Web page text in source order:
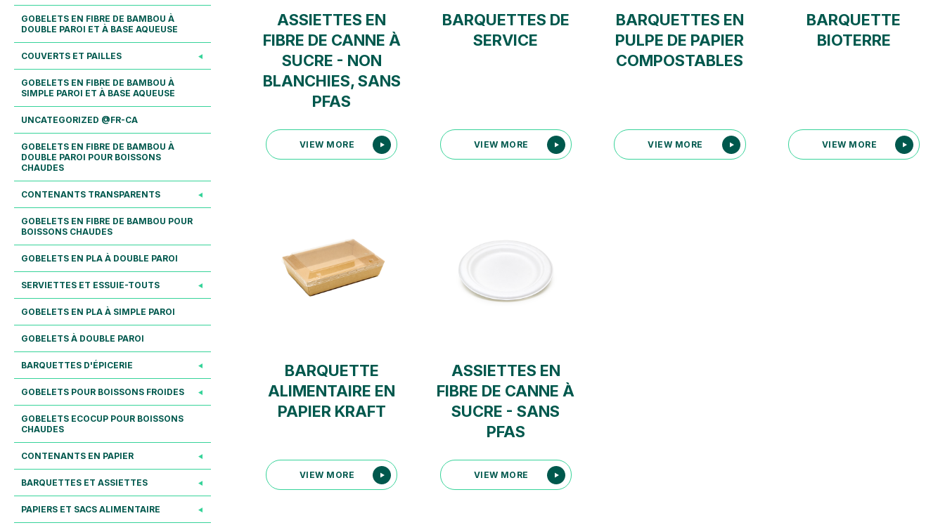
GOBELETS EN FIBRE DE BAMBOU À
DOUBLE PAROI ET À BASE AQUEUSE
COUVERTS ET PAILLES
GOBELETS EN FIBRE DE BAMBOU À
SIMPLE PAROI ET À BASE AQUEUSE
UNCATEGORIZED @FR-CA
GOBELETS EN FIBRE DE BAMBOU À
DOUBLE PAROI POUR BOISSONS
CHAUDES
CONTENANTS TRANSPARENTS
GOBELETS EN FIBRE DE BAMBOU POUR
BOISSONS CHAUDES
GOBELETS EN PLA À DOUBLE PAROI
SERVIETTES ET ESSUIE-TOUTS
GOBELETS EN PLA À SIMPLE PAROI
GOBELETS À DOUBLE PAROI
BARQUETTES D'ÉPICERIE
GOBELETS POUR BOISSONS FROIDES
GOBELETS ECOCUP POUR BOISSONS
CHAUDES
CONTENANTS EN PAPIER
BARQUETTES ET ASSIETTES
PAPIERS ET SACS ALIMENTAIRE
ASSIETTES EN
FIBRE DE CANNE À
SUCRE - NON
BLANCHIES, SANS
PFAS
BARQUETTES DE
SERVICE
BARQUETTES EN
PULPE DE PAPIER
COMPOSTABLES
BARQUETTE
BIOTERRE
BARQUETTE
ALIMENTAIRE EN
PAPIER KRAFT
ASSIETTES EN
FIBRE DE CANNE À
SUCRE - SANS
PFAS